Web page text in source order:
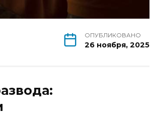
ОПУБЛИКОВАНО
26 ноября, 2025